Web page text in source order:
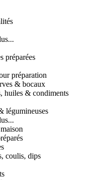
préparées
préparation
& bocaux
huiles & condiments
légumineuses
coulis, dips